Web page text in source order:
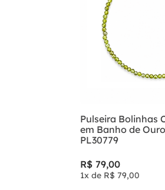
Pulseira Bolinhas
em Banho de
PL30779
R$ 79,00
1x de R$ 79,00